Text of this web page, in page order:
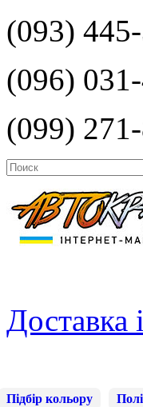
(093)
(096)
(099)
Доставка
Підбір кольору